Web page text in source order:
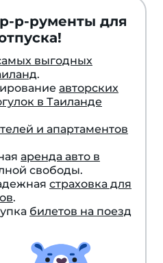
р-рументы для
выгодных
.
авторских
в Таиланде
и апартаментов
аренда авто в
свободы.
страховка для
.
билетов на поезд